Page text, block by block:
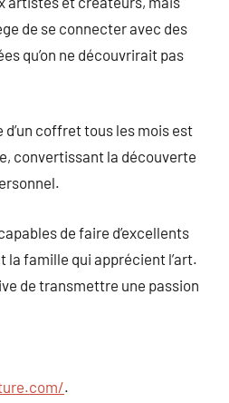
de se connecter avec des
qu’on ne découvrirait pas
d’un coffret tous les mois est
convertissant la découverte
de faire d’excellents
la famille qui apprécient l’art.
de transmettre une passion
.